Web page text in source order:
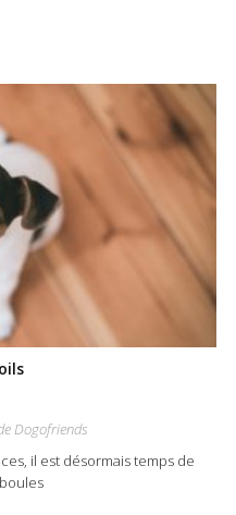
Dogofriends
il est désormais temps de